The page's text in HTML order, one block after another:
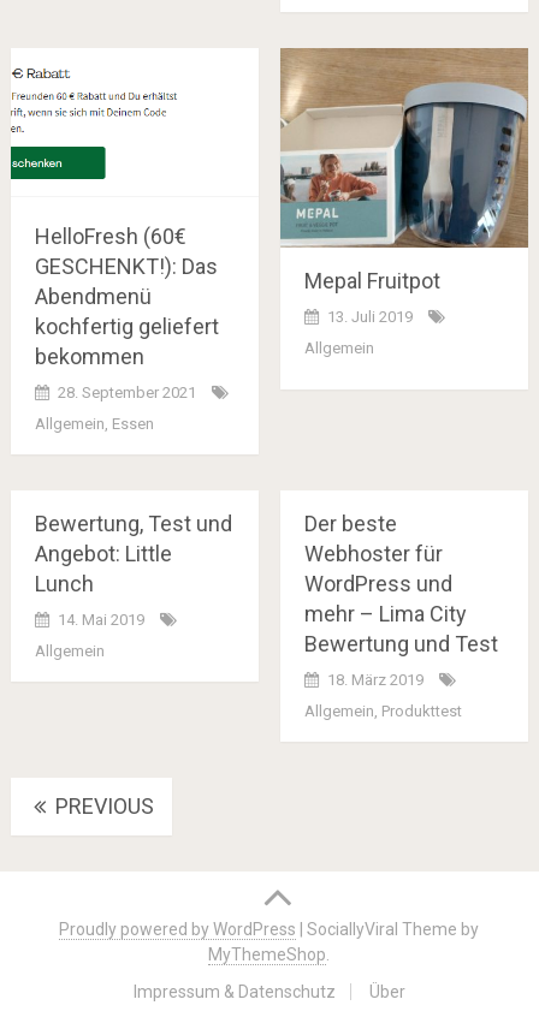
HelloFresh (60€
GESCHENKT!): Das
Abendmenü
kochfertig geliefert
bekommen
28. September 2021
Allgemein Essen
Mepal Fruitpot
13. Juli 2019
Allgemein
Bewertung, Test und
Angebot: Little
Lunch
14. Mai 2019
Allgemein
Der beste
Webhoster für
WordPress und
mehr – Lima City
Bewertung und Test
18. März 2019
Allgemein Produkttest
Posts
navigation
PREVIOUS
Proudly powered by WordPress |SociallyViral Theme by
MyThemeShop
Impressum & Datenschutz
Über